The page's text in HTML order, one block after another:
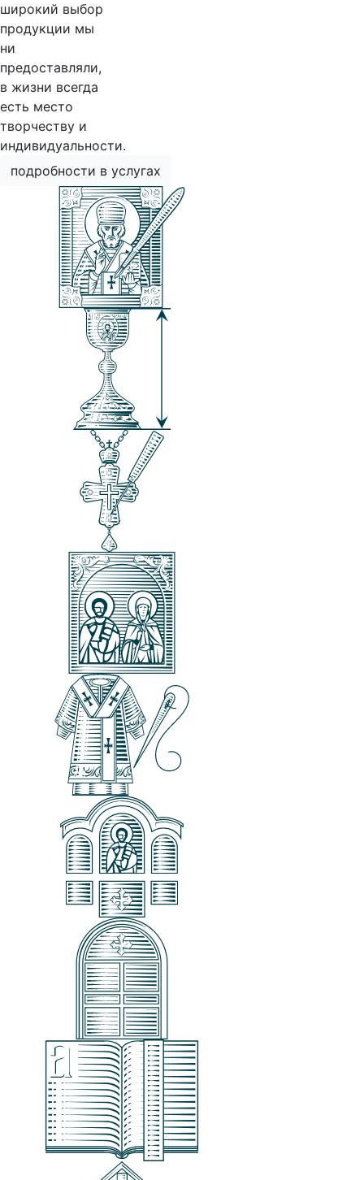
широкий выбор
продукции мы
ни
предоставляли,
в жизни всегда
есть место
творчеству и
индивидуальности.
подробности в услугах